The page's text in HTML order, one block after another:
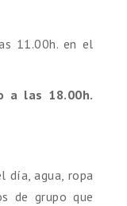
11.00h. en el
a las 18.00h.
día, agua, ropa
de grupo que